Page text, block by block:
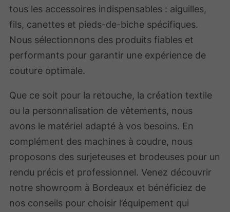
tous les accessoires indispensables : aiguilles,
fils, canettes et pieds-de-biche spécifiques.
Nous sélectionnons des produits fiables et
performants pour garantir une expérience de
couture optimale.
Que ce soit pour la retouche, la création textile
ou la personnalisation de vêtements, nous
avons le matériel adapté à vos besoins. En
complément des machines à coudre, nous
proposons des surjeteuses et brodeuses pour un
rendu précis et professionnel. Venez découvrir
notre showroom à Bordeaux et bénéficiez de
nos conseils pour choisir l’équipement qui